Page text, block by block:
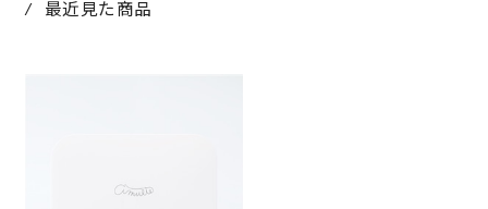
最近見た商品